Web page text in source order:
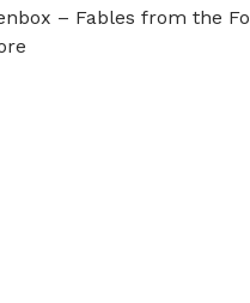
– Fables from the